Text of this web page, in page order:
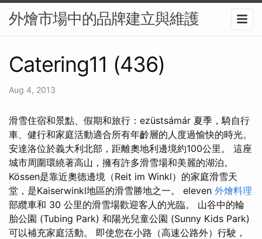
外燴市場中的品牌建立與維護
Catering11 (436)
Aug 4, 2013
滑雪住宿和景點、假期和旅行：ezüstsámár 夏季，騎自行
車、健行和家庭活動適合所有年齡層的人度過愉快的時光。
安達洛位於義大利北部，距離奧地利邊境約100公里。 這座
城市周圍環繞著高山，擁有許多滑雪場和美麗的湖泊。
Kössen是靠近奧德邊境（Reit im Winkl）的家庭滑雪天
堂，是Kaiserwinkl地區的滑雪勝地之一。 eleven 外燴料理
部纜車和 30 公里的滑雪場歡迎客人的光臨。 山谷中的輪
胎公園 (Tubing Park) 和陽光兒童公園 (Sunny Kids Park)
可以補充家庭活動。 即使您在小路（高速公路外）行駛，